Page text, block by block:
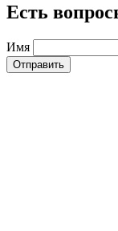
Есть
Имя